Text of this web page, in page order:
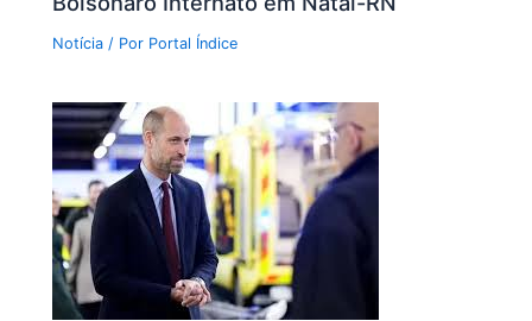
Notícia / Por Portal Índice